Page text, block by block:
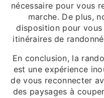
nécessaire pour vous
marche. De plus,
disposition pour
itinéraires de
En conclusion, la
est une expérience
de vous reconnecter
des paysages à